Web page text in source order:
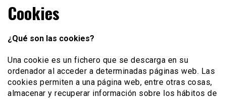
Cookies
¿Qué son las cookies?
Una cookie es un fichero que se descarga en su
ordenador al acceder a determinadas páginas web. Las
cookies permiten a una página web, entre otras cosas,
almacenar y recuperar información sobre los hábitos de